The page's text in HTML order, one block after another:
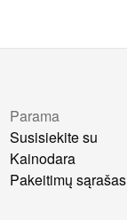
Parama
Susisiekite su
Kainodara
Pakeitimų sąrašas